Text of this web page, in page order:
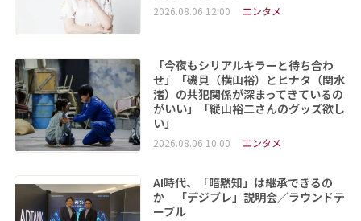
2026.08.06 12:00 エンタメ
「今夜もシリアルキラーと待ち合わ
せ」「磯貝（横山裕）とヒナタ（関水
渚）の共犯関係が深まってきているの
がいい」「縦山裕二さんのグッズ欲し
い」
2026.08.06 10:00 エンタメ
AI時代、「暗黙知」は継承できるの
か 「デジブレ」説明会／ラウンドテ
ーブル